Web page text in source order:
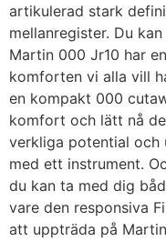
artikulerad stark
mellanregister. Du
Martin 000 Jr10 har
komforten vi alla vill
en kompakt 000
komfort och lätt nå
verkliga potential och
med ett instrument.
du kan ta med dig
vare den responsiva
att uppträda på